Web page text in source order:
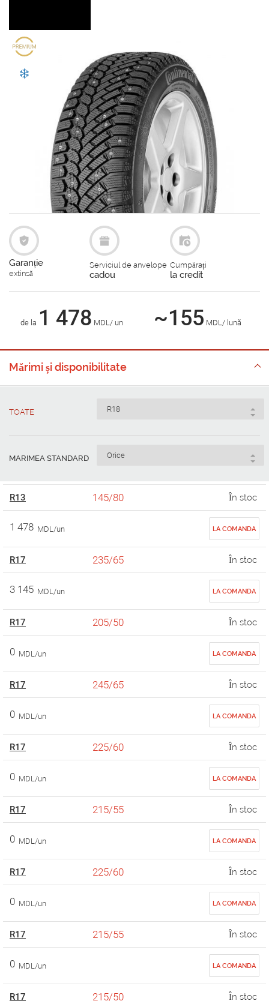
Garanție
extinsă
Serviciul de anvelope
cadou
Cumpărați
la credit
de la 1 478 MDL/ un ~155 MDL/ lună
Mărimi și disponibilitate
TOATE
MARIMEA STANDARD
R13 145/80 În stoc
1 478 MDL/un LA COMANDA
R17 235/65 În stoc
3 145 MDL/un LA COMANDA
R17 205/50 În stoc
0 MDL/un LA COMANDA
R17 245/65 În stoc
0 MDL/un LA COMANDA
R17 225/60 În stoc
0 MDL/un LA COMANDA
R17 215/55 În stoc
0 MDL/un LA COMANDA
R17 225/60 În stoc
0 MDL/un LA COMANDA
R17 215/55 În stoc
0 MDL/un LA COMANDA
R17 215/50 În stoc